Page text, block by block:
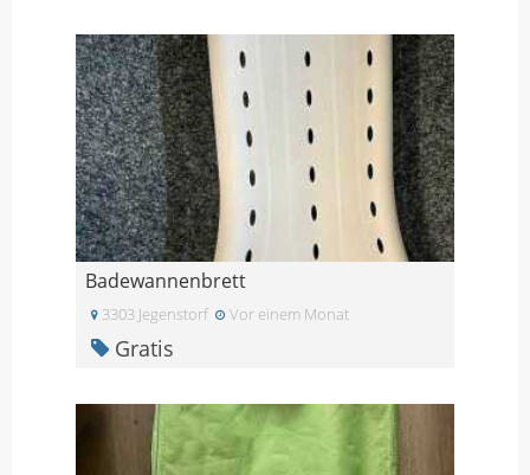
Badewannenbrett
3303 Jegenstorf Vor einem Monat
Gratis